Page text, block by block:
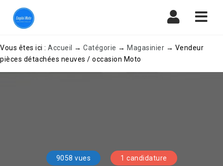
Vous êtes ici : Accueil → Catégorie → Magasinier → Vendeur
pièces détachées neuves / occasion Moto
9058 vues 1 candidature